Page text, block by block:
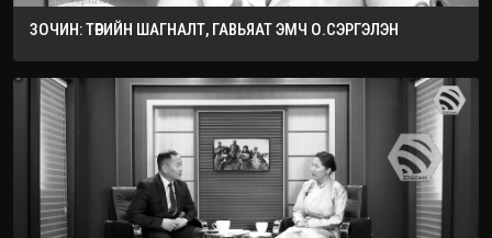
ЗОЧИН: ТӨРИЙН ШАГНАЛТ, ГАВЬЯАТ ЭМЧ О.СЭРГЭЛЭН